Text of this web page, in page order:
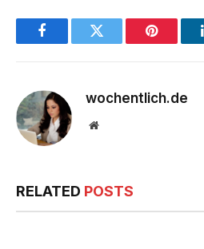
FacebookTwitter Pinterest
wochentlich.de
Website
RELATED POSTS